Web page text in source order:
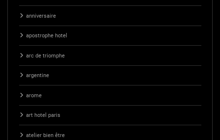
anniversaire
apostrophe hotel
arc de triomphe
argentine
arome
art hotel paris
atelier bien être